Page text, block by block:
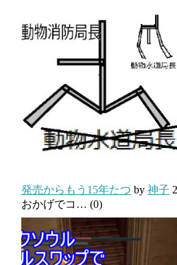
発売からもう15年たつ by 神子
おかげでコ… (0)